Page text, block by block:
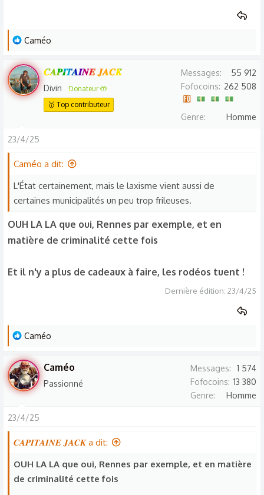
L
s
r
é
t
o
s
:
Caméo
𝑪𝑨𝑷𝑰𝑻𝑨𝑰𝑵𝑬 𝑱𝑨𝑪𝑲
Divin
Donateur 🤲
🥇 Top contributeur
Messages
55 912
Fofocoins
262 508
Genre Homme
23/4/25
Caméo a dit:
L'État certainement, mais le laxisme vient aussi de
certaines municipalités un peu trop frileuses.
OUH LA LA que oui, Rennes par exemple, et en
matière de criminalité cette fois
Et il n'y a plus de cadeaux à faire, les rodéos tuent !
Dernière édition: 23/4/25
L
s
r
é
c
i
n
s
Caméo
Caméo
Passionné
Messages
1 574
Fofocoins 13 380
Genre
Homme
23/4/25
𝑪𝑨𝑷𝑰𝑻𝑨𝑰𝑵𝑬 𝑱𝑨𝑪𝑲 a dit:
OUH LA LA que oui, Rennes par exemple, et en matière
de criminalité cette fois